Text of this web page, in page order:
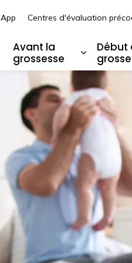
Avant la
grossesse
Élargir
Début
App Centres d'évaluation